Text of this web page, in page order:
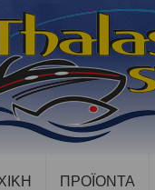
ΠΡΟΪΟΝΤΑ